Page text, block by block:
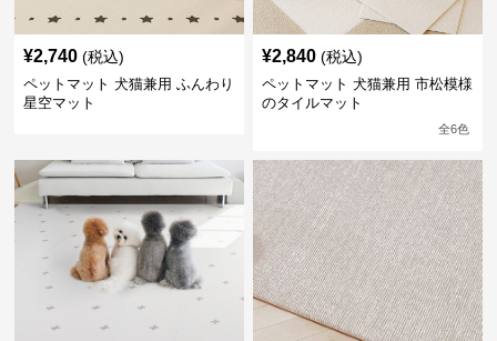
¥2,740 (税込)
ペットマット 犬猫兼用 ふんわり
星空マット
¥2,840 (税込)
ペットマット 犬猫兼用 市松模様
のタイルマット
全6色